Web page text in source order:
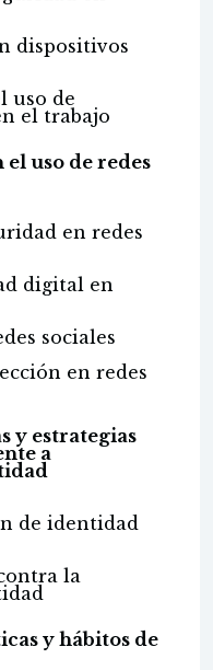
dispositivos
uso de
el trabajo
el uso de redes
en redes
digital en
sociales
en redes
y estrategias
a
de identidad
la
y hábitos de